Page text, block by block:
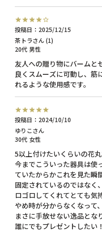
茶トラ
1
20代 男性
投稿日 2025/12/15
友人への贈り物にバームと
良くスムーズに可動し、筋
れるような使用感です。
ゆりこ
30代 女性
投稿日 2024/10/10
5以上付けたいくらいの花丸
今までこういった器具は使
ていたからかこれを見た瞬
固定されているのではなく
ロゴロしてくれてとても気
やめ時が分からなくなって
まさに手放せない逸品とな
誰にでもプレゼントしたい！